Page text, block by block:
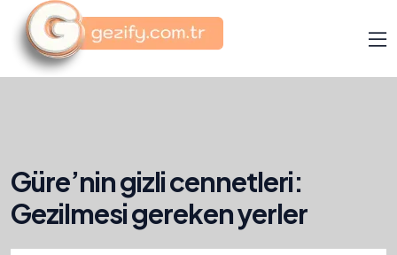
Güre’nin gizli cennetleri:
Gezilmesi gereken yerler